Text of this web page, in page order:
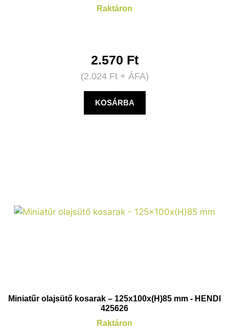
Raktáron
2.570 Ft
(2.024 Ft+ ÁFA)
KOSÁRBA
Miniatűr olajsütő kosarak – 125x100x(H)85 mm - HENDI
425626
Raktáron